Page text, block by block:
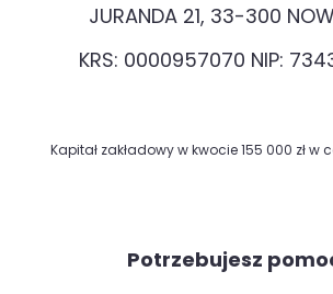
JURANDA 21, 33-300
KRS: 0000957070 NIP:
Kapitał zakładowy w kwocie 155 000 zł w
Potrzebujesz